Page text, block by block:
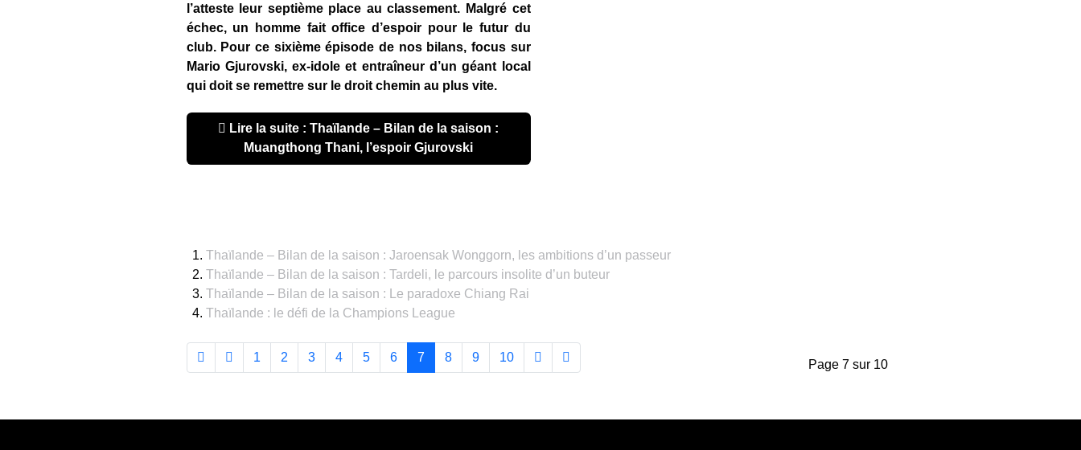
l’atteste leur septième place au classement. Malgré cet
échec, un homme fait office d’espoir pour le futur du
club. Pour ce sixième épisode de nos bilans, focus sur
Mario Gjurovski, ex-idole et entraîneur d’un géant local
qui doit se remettre sur le droit chemin au plus vite.
Muangthong Thani, l’espoir Gjurovski
Thaïlande – Bilan de la saison : Jaroensak Wonggorn, les ambitions d’un passeur
Thaïlande – Bilan de la saison : Tardeli, le parcours insolite d’un buteur
Thaïlande – Bilan de la saison : Le paradoxe Chiang Rai
Thaïlande : le défi de la Champions League
Page 7 sur 10
1 2 3 4 5 6 7 8 9 10